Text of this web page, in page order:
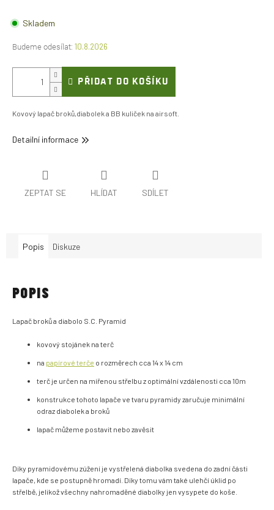
cena:Skladem
10.8.2026
PŘIDAT DO KOŠÍKU
Kovový lapač broků,diabolek a BB kuliček na airsoft.
Detailní informace
ZEPTAT SE HLÍDAT SDÍLET
Popis Diskuze
POPIS
Lapač broků a diabolo S.C. Pyramid
kovový stojánek na terč
na papírové terče o rozměrech cca 14 x 14 cm
terč je určen na mířenou střelbu z optimální vzdálenosti cca 10m
konstrukce tohoto lapače ve tvaru pyramidy zaručuje minimální
odraz diabolek a broků
lapač můžeme postavit nebo zavěsit
Díky pyramidovému zúžení je vystřelená diabolka svedena do zadní části
lapače, kde se postupně hromadí. Díky tomu vám také ulehčí úklid po
střelbě, jelikož všechny nahromaděné diabolky jen vysypete do koše.